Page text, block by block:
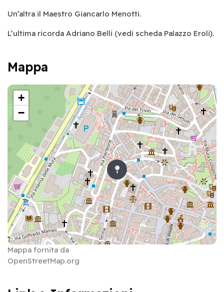
Un’altra il Maestro Giancarlo Menotti.
L’ultima ricorda Adriano Belli (vedi scheda Palazzo Eroli).
Mappa
+
−
Mappa fornita da
OpenStreetMap.org